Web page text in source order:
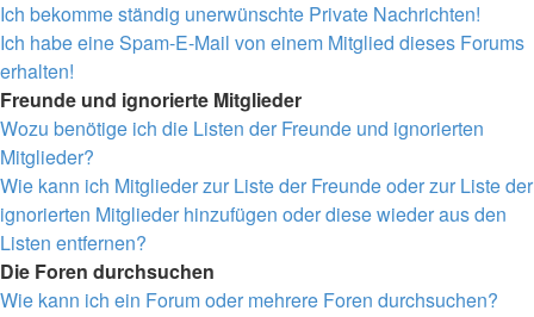
Ich bekomme ständig unerwünschte Private Nachrichten!
Ich habe eine Spam-E-Mail von einem Mitglied dieses Forums
erhalten!
Freunde und ignorierte Mitglieder
Wozu benötige ich die Listen der Freunde und ignorierten
Mitglieder?
Wie kann ich Mitglieder zur Liste der Freunde oder zur Liste der
ignorierten Mitglieder hinzufügen oder diese wieder aus den
Listen entfernen?
Die Foren durchsuchen
Wie kann ich ein Forum oder mehrere Foren durchsuchen?